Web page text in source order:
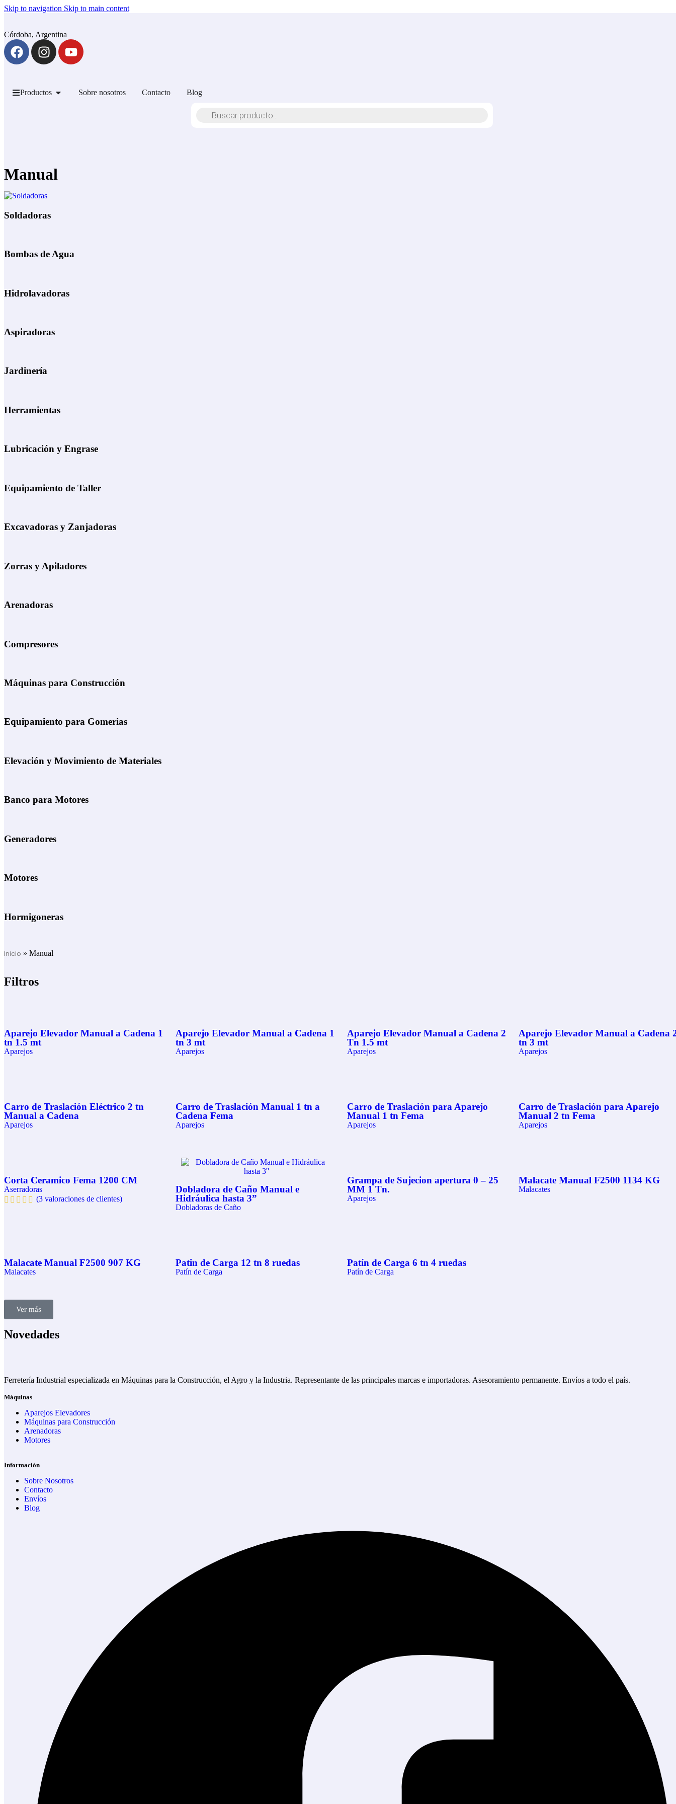
Skip to navigation Skip to main content
Córdoba, Argentina
Productos Sobre nosotros Contacto Blog
Manual
Soldadoras
Bombas de Agua
Hidrolavadoras
Aspiradoras
Jardinería
Herramientas
Lubricación y Engrase
Equipamiento de Taller
Excavadoras y Zanjadoras
Zorras y Apiladores
Arenadoras
Compresores
Máquinas para Construcción
Equipamiento para Gomerias
Elevación y Movimiento de Materiales
Banco para Motores
Generadores
Motores
Hormigoneras
Inicio » Manual
Filtros
Aparejo Elevador Manual a Cadena 1
tn 1.5 mt
Aparejos
Aparejo Elevador Manual a Cadena 1
tn 3 mt
Aparejos
Aparejo Elevador Manual a Cadena 2
Tn 1.5 mt
Aparejos
Aparejo Elevador Manual a Cadena
tn 3 mt
Aparejos
Carro de Traslación Eléctrico 2 tn
Manual a Cadena
Aparejos
Carro de Traslación Manual 1 tn a
Cadena Fema
Aparejos
Carro de Traslación para Aparejo
Manual 1 tn Fema
Aparejos
Carro de Traslación para Aparejo
Manual 2 tn Fema
Aparejos
Corta Ceramico Fema 1200 CM
Aserradoras
(3 valoraciones de clientes)
Dobladora de Caño Manual e
Hidráulica hasta 3”
Dobladoras de Caño
Grampa de Sujecion apertura 0 – 25
MM 1 Tn.
Aparejos
Malacate Manual F2500 1134 KG
Malacates
Malacate Manual F2500 907 KG
Malacates
Patin de Carga 12 tn 8 ruedas
Patín de Carga
Patín de Carga 6 tn 4 ruedas
Patín de Carga
Ver más
Novedades
Ferretería Industrial especializada en Máquinas para la Construcción, el Agro y la Industria. Representante de las principales marcas e importadoras. Asesoramiento permanente. Envíos a todo el país.
Máquinas
Aparejos Elevadores
Máquinas para Construcción
Arenadoras
Motores
Información
Sobre Nosotros
Contacto
Envíos
Blog